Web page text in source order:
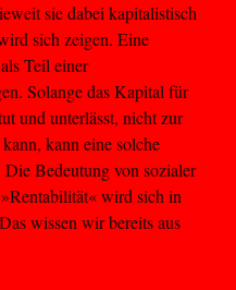
sie dabei kapitalistisch
sich zeigen. Eine
Teil einer
Solange das Kapital für
und unterlässt, nicht zur
kann eine solche
Bedeutung von sozialer
wird sich in
wissen wir bereits aus